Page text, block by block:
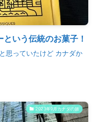
いう伝統のお菓子！
思っていたけど カナダか
2023年9月カナダの旅